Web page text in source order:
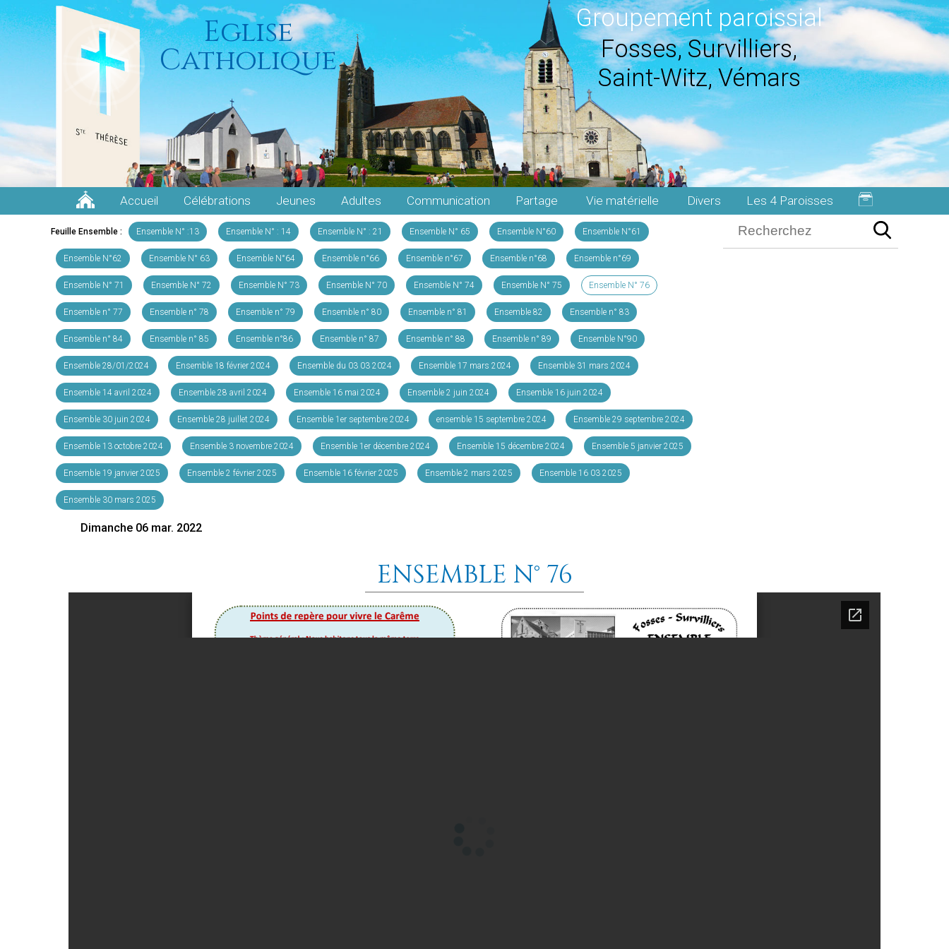
Eglise
Catholique
Groupement paroissial
Fosses, Survilliers,
Saint-Witz, Vémars
Accueil Célébrations
ere
Jeunes Adultes Communication Partage Vie matérielle Divers Les 4 Paroisses
Feuille Ensemble : Ensemble N° :13 Ensemble N° : 14 Ensemble N° : 21 Ensemble N° 65 Ensemble N°60 Ensemble N°61
Ensemble N°62 Ensemble N° 63 Ensemble N°64 Ensemble n°66 Ensemble n°67 Ensemble n°68 Ensemble n°69
Ensemble N° 71 Ensemble N° 72 Ensemble N° 73 Ensemble N° 70 Ensemble N° 74 Ensemble N° 75 Ensemble N° 76
Ensemble n° 77 Ensemble n° 78 Ensemble n° 79 Ensemble n° 80 Ensemble n° 81 Ensemble 82 Ensemble n° 83
Ensemble n° 84 Ensemble n° 85 Ensemble n°86 Ensemble n° 87 Ensemble n° 88 Ensemble n° 89 Ensemble N°90
Ensemble 28/01/2024 Ensemble 18 février 2024 Ensemble du 03 03 2024 Ensemble 17 mars 2024 Ensemble 31 mars 2024
Ensemble 14 avril 2024 Ensemble 28 avril 2024 Ensemble 16 mai 2024 Ensemble 2 juin 2024 Ensemble 16 juin 2024
Ensemble 30 juin 2024 Ensemble 28 juillet 2024 Ensemble 1er septembre 2024 ensemble 15 septembre 2024 Ensemble 29 septembre 2024
Ensemble 13 octobre 2024 Ensemble 3 novembre 2024 Ensemble 1er décembre 2024 Ensemble 15 décembre 2024 Ensemble 5 janvier 2025
Ensemble 19 janvier 2025 Ensemble 2 février 2025 Ensemble 16 février 2025 Ensemble 2 mars 2025 Ensemble 16 03 2025
Ensemble 30 mars 2025
Dimanche 06 mar. 2022
ENSEMBLE N° 76